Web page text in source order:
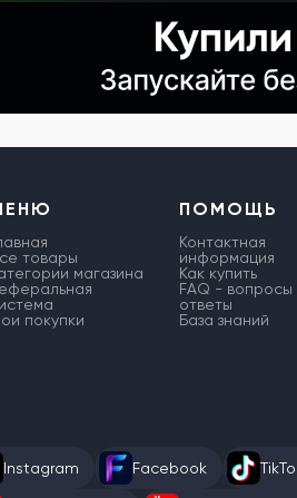
товары
магазина
покупки
ПОМОЩЬ
Контактная
информация
Как купить
FAQ - вопросы
ответы
База знаний
Instagram Facebook